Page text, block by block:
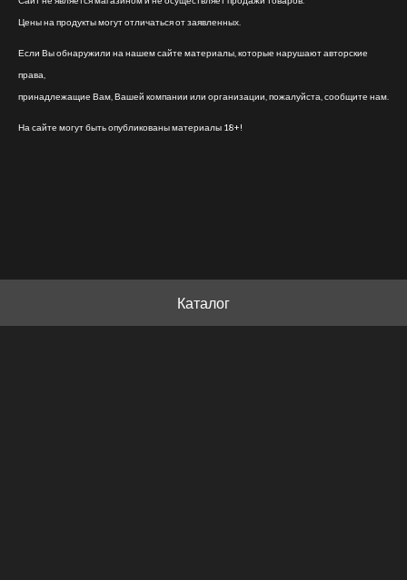
Цены на продукты могут отличаться от заявленных.
Если Вы обнаружили на нашем сайте материалы, которые нарушают авторские
права,
принадлежащие Вам, Вашей компании или организации, пожалуйста, сообщите нам.
На сайте могут быть опубликованы материалы 18+!
Каталог